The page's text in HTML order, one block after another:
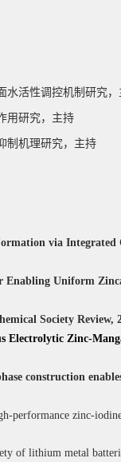
水活性调控机制研究，
用研究，主持
制机理研究，主持
via Integrated
Enabling Uniform
Society Review,
Electrolytic Zinc-
construction
performance zinc-
of lithium metal